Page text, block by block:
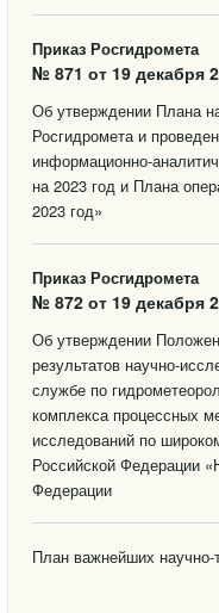
Приказ Росгидромета
№ 871 от 19 декабря
Об утверждении Плана
Росгидромета и
информационно-
на 2023 год и Плана
2023 год»
Приказ Росгидромета
№ 872 от 19 декабря
Об утверждении
результатов научно-
службе по
комплекса процессных
исследований по
Российской Федерации
Федерации
План важнейших научно-